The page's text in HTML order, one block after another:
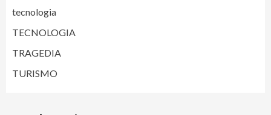
tecnologia
TECNOLOGIA
TRAGEDIA
TURISMO